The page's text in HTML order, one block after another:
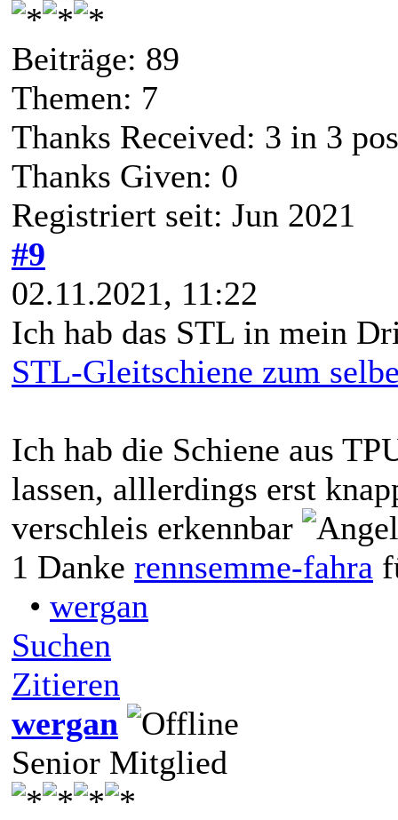
Beiträge: 89
Themen: 7
Thanks Received: 3 in 3
Thanks Given: 0
Registriert seit: Jun 2021
#9
02.11.2021, 11:22
Ich hab das STL in mein
STL-Gleitschiene zum
Ich hab die Schiene aus
lassen, alllerdings erst
verschleis erkennbar
1 Danke rennsemme-fahra
• wergan
Suchen
Zitieren
wergan
Senior Mitglied